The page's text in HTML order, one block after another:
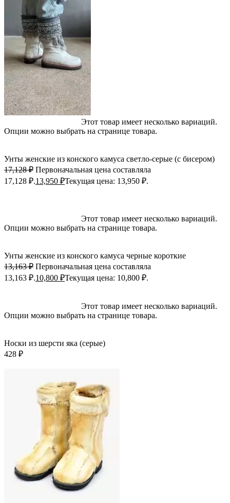
Этот товар имеет несколько вариаций.
Опции можно выбрать на странице товара.
Унты женские из конского камуса светло-серые (с бисером)
17,128₽ Первоначальная цена составляла
17,128 ₽.13,950 ₽Текущая цена: 13,950 ₽.
Этот товар имеет несколько вариаций.
Опции можно выбрать на странице товара.
Унты женские из конского камуса черные короткие
13,163₽ Первоначальная цена составляла
13,163 ₽.10,800 ₽Текущая цена: 10,800 ₽.
Этот товар имеет несколько вариаций.
Опции можно выбрать на странице товара.
Носки из шерсти яка (серые)
428 ₽